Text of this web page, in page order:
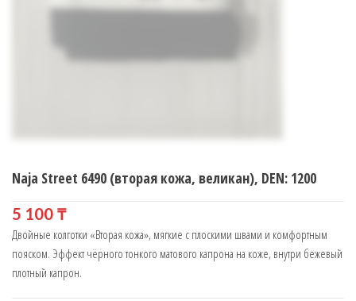
Naja Street 6490 (вторая кожа, великан), DEN: 1200
5 100 ₸
Двойные колготки «Вторая кожа», мягкие с плоскими швами и комфортным
пояском. Эффект чёрного тонкого матового капрона на коже, внутри бежевый
плотный капрон.